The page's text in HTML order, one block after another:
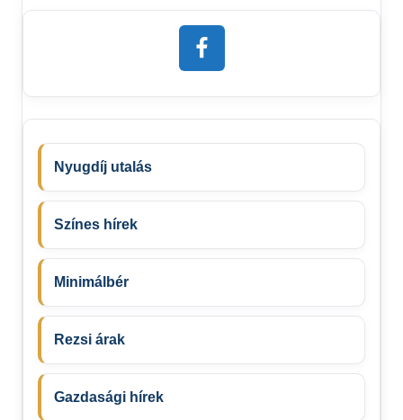
Nyugdíj utalás
Színes hírek
Minimálbér
Rezsi árak
Gazdasági hírek